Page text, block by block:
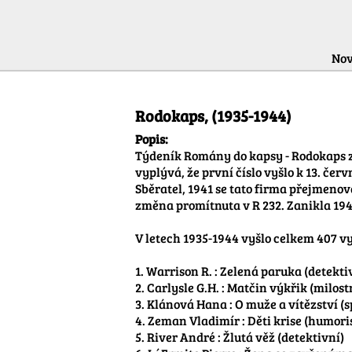
Rodokaps, (1935-1944)
Popis:
Týdeník Romány do kapsy - Rodokaps začal vycházet v polovině roku 1935. Sešity nebyly zpočátku datovány, z archivních pramenů vyplývá, že první číslo vyšlo k 13. červnu 1935. Prvním vydavatelem Rodokapsu byl Zdeněk Holfeld. Počínaje R 97 převzala edici společnost Sběratel, 1941 se tato firma přejmenovala na Kvádr (zkratka ze sloganu Knihy vynikajících autorů dobrodružných románů); do tiráže byla změna promítnuta v R 232. Zanikla 1949 v rámci znárodnění nakladatelské sítě.

V letech 1935-1944 vyšlo celkem 407 vydání jednotlivých sešitů

1. Warrison R. : Zelená paruka (detektivní)
2. Carlysle G.H. : Matčin výkřik (milostný)
3. Klánová Hana : O muže a vítězství (sportovní)
4. Zeman Vladimír : Děti krise (humoristický)
5. River André : Žlutá věž (detektivní)
6. L´Ermite Pierre : Žena se zavřenýma očima (milostný)
7. Barring Geo : O petrolej (fantastický)
8. Dvořáková Pavla : Nic než tělo (erotický)
9. Fletcher S.J. : Ztracený pan Linthwaite (detektivní)
10. Türk Cläre : Jedno srdce pro dva (milostný)
11. Amberg Will : Pan Pythagoras hledá svoji ženu (detektivní) 
12. Levis Peter : Král Amazonky (dobrodružný)
13. Kalina Petr : Boxerova oběť (sportovní)
14. Sanciaume J.L. : Horké srdce (detektivní)
15. Leitner Maria : Ďábelské ostrovy (společenský)
16. Kerlecq de Jean : Muž se železnou maskou (dobrodružný) 
17. Amberg Will : Proces profesora Lewalda (detektivní)
18. Vacek G.F. : Pirátova láska (námořnický)
19. Surdez Georges : Vojákem cizinecké legie (dobrodružný)
20. Bommart Jean : Čínská ryba (špionážní)
21. Maly A. : Zlaté laso (western)
22. Kerlecq de Jean : URFA (dobrodružný)
23. Bernd Grote : Vyzvědač Laonský (špionážní)
24. Steeman S.André : Nepřítel bez tváře (detektivní)
25. W.B.Mowery : Řeka vzkříšení (western)
26. Johanson Axel : Bouře nad Habeší (dobrodružný)
27. Špička Jiří : Chalupova dvojčata (humoristický)
28. Kerlecq de Jean : Žhavý orient (dobrodružný)
29. Jonny : Šerifova kořist (trampský)
30. Amberg Will : Bacil Z (fantastický)
31. Jenö Kálmán : Master Bundash (humoristický)
32. Carrey Rex : Hrdinové západu (western)
33. Cotterell Brian : Příšerný ráj (dobrodružný)
34. Hawthorne Nathaniel : Rudé písmeno (detektivní)
35. Bayle Paule : Poklad pagody (detektivní)
36. Brady Lownsend Cyrus : Mořský sup (námořnický)
37. Orlan Piere Mac : Zločinec č.2 (detektivní)
38. Khiboney Mac W. : Zlato Aljašky (western)
39. Nicker R.C. : Zlatý drak (dobrodružný)
40. Andres Karel : Premiéra v Bergerově revui (milostný)
41. Carla Jean : Sladké ruce (milostný)
42. Zech Alfons : Tajemství Berandy (detektivní)
43. Adler Josef : Krásná vyzvědačka (špionážní)
44. Kalina Petr : Výkřik ze tmy (detektivní)
45. Harant Karel : Miss Derby ze Žižkova (milostný)
46. Andres Karel : Hledá se zločin pro Hanse Müllera (detektivní)
47. Braun Oskar : Krysa pražské bursy (špionážní) - jen samotný román
48. Devils All : Eskadra